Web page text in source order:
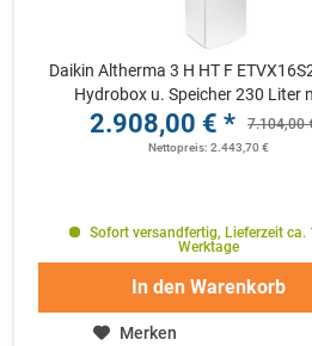
Daikin Altherma 3 H HT F
Hydrobox u. Speicher 230 Liter
2.908,00 € * 7.104,00
Nettopreis: 2.443,70 €
Sofort versandfertig, Lieferzeit ca.
Werktage
In den Warenkorb
Merken